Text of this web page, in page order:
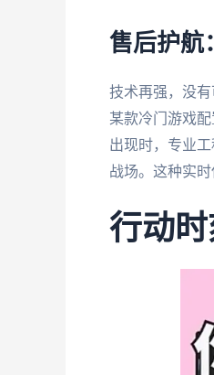
售后护航
技术再强，没
某款冷门游戏
出现时，专业
战场。这种实
行动